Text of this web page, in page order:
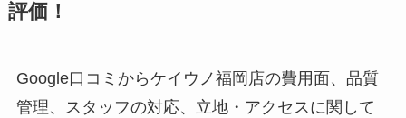
評価！
Google口コミからケイウノ福岡店の費用面、品質
管理、スタッフの対応、立地・アクセスに関して